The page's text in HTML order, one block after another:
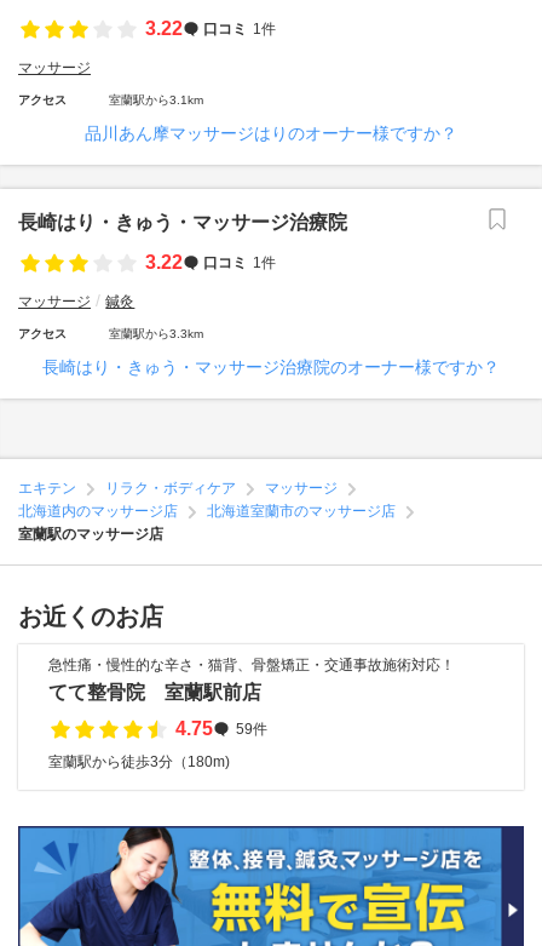
3.22
口コミ 1件
マッサージ
アクセス 室蘭駅から3.1km
品川あん摩マッサージはりのオーナー様ですか？
長崎はり・きゅう・マッサージ治療院
3.22
口コミ 1件
マッサージ 鍼灸
アクセス 室蘭駅から3.3km
長崎はり・きゅう・マッサージ治療院のオーナー様ですか？
エキテン リラク・ボディケア
マッサージ
北海道内のマッサージ店
北海道室蘭市のマッサージ店
室蘭駅のマッサージ店
お近くのお店
急性痛・慢性的な辛さ・猫背、骨盤矯正・交通事故施術対応！
てて整骨院 室蘭駅前店
4.75
59件
室蘭駅から徒歩3分（180m)